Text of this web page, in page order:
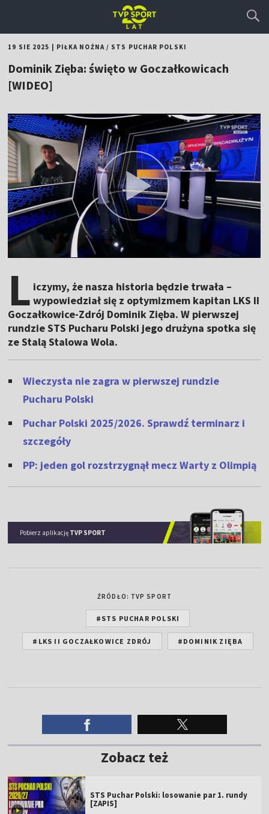
19 SIE 2025 PIŁKA NOŻNA/ STS PUCHAR POLSKI
Dominik Zięba: święto w Goczałkowicach
[WIDEO]
L iczymy, że nasza historia będzie trwała –
wypowiedział się z optymizmem kapitan LKS II
Goczałkowice-Zdrój Dominik Zięba. W pierwszej
rundzie STS Pucharu Polski jego drużyna spotka się
ze Stalą Stalowa Wola.
Wieczysta nie zagra w pierwszej rundzie
Pucharu Polski
Puchar Polski 2025/2026. Sprawdź terminarz i
szczegóły
PP: jeden gol rozstrzygnął mecz Warty z Olimpią
Pobierz aplikację TVP SPORT
ŹRÓDŁO: TVP SPORT
#STS PUCHAR POLSKI
#LKS II GOCZAŁKOWICE ZDRÓJ #DOMINIK ZIĘBA
Zobacz też
STS Puchar Polski: losowanie par 1. rundy
[ZAPIS]